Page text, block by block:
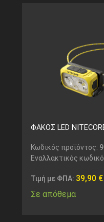
ΦΑΚΟΣ LED
Κωδικός προϊόντος:
Εναλλακτικός
Τιμή με ΦΠΑ: 39,90 €
Σε απόθεμα